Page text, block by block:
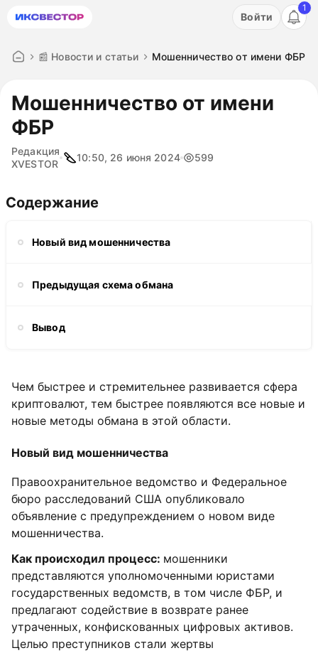
Акция: бесплатный пробный период на 3 дня!
Войти
1
📰 Новости и статьи Мошенничество от имени ФБР
Мошенничество от имени
ФБР
Редакция
XVESTOR
10:50, 26 июня 2024 599
Содержание
Новый вид мошенничества
Предыдущая схема обмана
Вывод
Чем быстрее и стремительнее развивается сфера
криптовалют, тем быстрее появляются все новые и
новые методы обмана в этой области.
Новый вид мошенничества
Правоохранительное ведомство и Федеральное
бюро расследований США опубликовало
объявление с предупреждением о новом виде
мошенничества.
Как происходил процесс: мошенники
представляются уполномоченными юристами
государственных ведомств, в том числе ФБР, и
предлагают содействие в возврате ранее
утраченных, конфискованных цифровых активов.
Целью преступников стали жертвы